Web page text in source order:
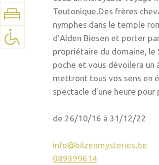
Teutonique.Des frères
nymphes dans le temple
d’Alden Biesen et porter
propriétaire du domaine, le
poche et vous dévoilera un
mettront tous vos sens en
spectacle d’une heure
de 26/10/16 à 31/12/22
info@bilzenmysteries.be
089399614